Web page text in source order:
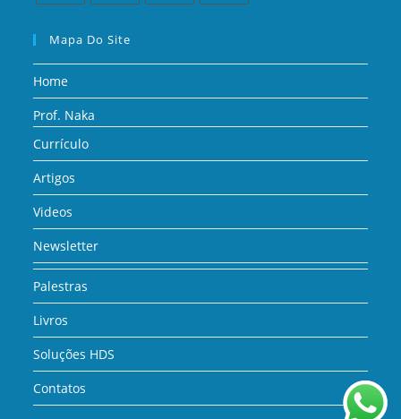
Mapa Do Site
Home
Prof. Naka
Currículo
Artigos
Videos
Newsletter
Palestras
Livros
Soluções HDS
Contatos